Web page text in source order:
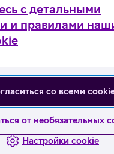
с детальными
и правилами
со всеми
от необязательных
Настройки cookie